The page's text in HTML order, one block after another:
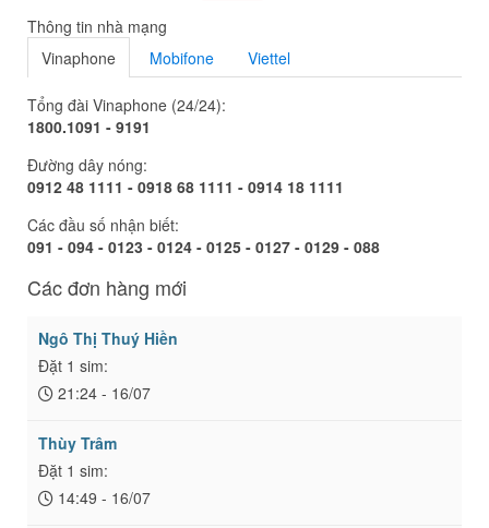
Thông tin nhà mạng
Vinaphone
Mobifone Viettel
Tổng đài Vinaphone (24/24):
1800.1091 - 9191
Đường dây nóng:
0912 48 1111 - 0918 68 1111 - 0914 18 1111
Các đầu số nhận biết:
091 - 094 - 0123 - 0124 - 0125 - 0127 - 0129 - 088
Các đơn hàng mới
Ngô Thị Thuý Hiền
Đặt 1 sim:
21:24 - 16/07
Thùy Trâm
Đặt 1 sim:
14:49 - 16/07